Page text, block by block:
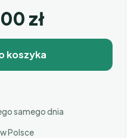
zł
koszyka
samego dnia
Polsce